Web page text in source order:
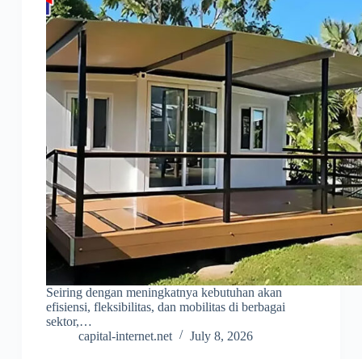
Seiring dengan meningkatnya kebutuhan akan
efisiensi, fleksibilitas, dan mobilitas di berbagai
sektor,…
capital-internet.net
July 8, 2026